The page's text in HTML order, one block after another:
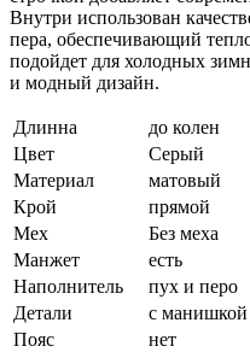
Внутри использован
пера, обеспечивающий
подойдет для холодных
и модный дизайн.
Длинна
до колен
Цвет
Серый
Материал
матовый
Крой
прямой
Мех
Без меха
Манжет
есть
Наполнитель
пух и перо
Детали
с манишкой
Пояс
нет